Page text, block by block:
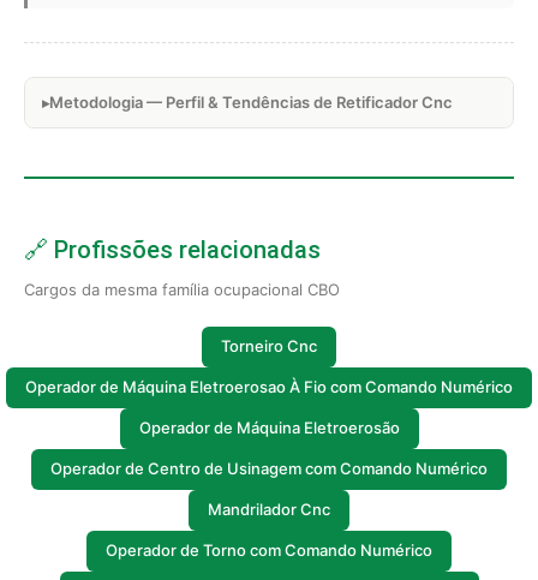
Metodologia — Perfil & Tendências de Retificador Cnc
🔗 Profissões relacionadas
Cargos da mesma família ocupacional CBO
Torneiro Cnc
Operador de Máquina Eletroerosao À Fio com Comando Numérico
Operador de Máquina Eletroerosão
Operador de Centro de Usinagem com Comando Numérico
Mandrilador Cnc
Operador de Torno com Comando Numérico